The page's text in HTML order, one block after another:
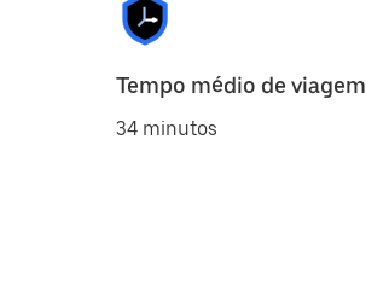
Tempo médio de viagem
34 minutos